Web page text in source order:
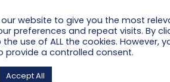
kamnita vila (Zadar)
website to give you the most
preferences and repeat visits. By
use of ALL the cookies. However,
provide a controlled consent.
Accept All